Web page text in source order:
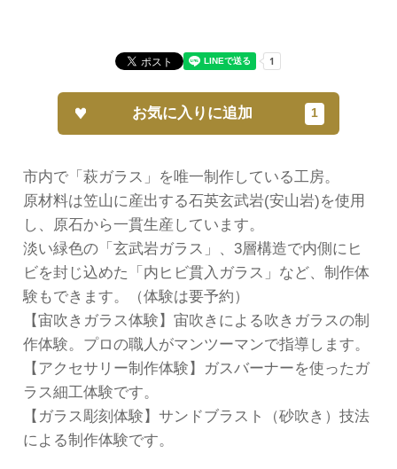
市内で「萩ガラス」を唯一制作している工房。
原材料は笠山に産出する石英玄武岩(安山岩)を使用
し、原石から一貫生産しています。
淡い緑色の「玄武岩ガラス」、3層構造で内側にヒ
ビを封じ込めた「内ヒビ貫入ガラス」など、制作体
験もできます。（体験は要予約）
【宙吹きガラス体験】宙吹きによる吹きガラスの制
作体験。プロの職人がマンツーマンで指導します。
【アクセサリー制作体験】ガスバーナーを使ったガ
ラス細工体験です。
【ガラス彫刻体験】サンドブラスト（砂吹き）技法
による制作体験です。
お気に入りに追加